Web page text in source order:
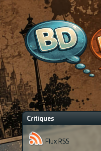
Critiques
Flux RSS